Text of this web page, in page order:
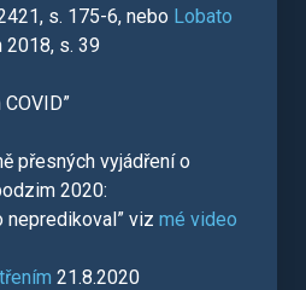
s. 175-6, nebo Lobato
2018, s. 39
přesných vyjádření o
2020:
nepredikoval” viz mé video
21.8.2020